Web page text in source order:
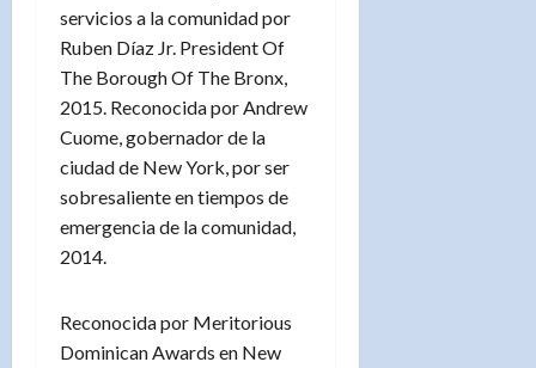
servicios a la comunidad por
Ruben Díaz Jr. President Of
The Borough Of The Bronx,
2015. Reconocida por Andrew
Cuome, gobernador de la
ciudad de New York, por ser
sobresaliente en tiempos de
emergencia de la comunidad,
2014.
Reconocida por Meritorious
Dominican Awards en New